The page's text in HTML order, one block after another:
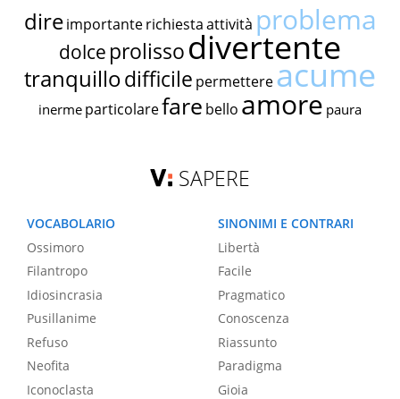
dire importante richiestaattività problema
dolce prolissodivertente
tranquillodifficile permettereacume
inerme particolarefare bello amore paura
SAPERE
VOCABOLARIO
Ossimoro
Filantropo
Idiosincrasia
Pusillanime
Refuso
Neofita
Iconoclasta
SINONIMI E CONTRARI
Libertà
Facile
Pragmatico
Conoscenza
Riassunto
Paradigma
Gioia